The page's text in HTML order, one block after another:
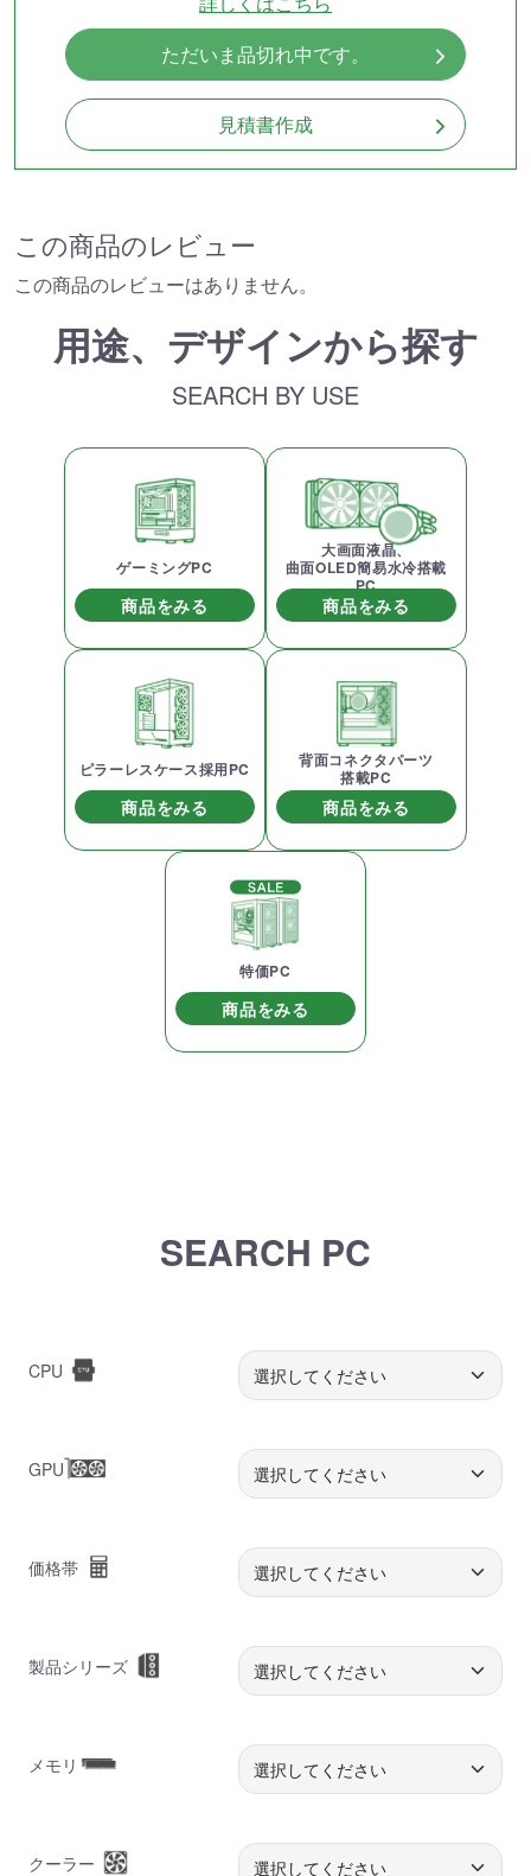
ただいま品切れ中です。
見積書作成
この商品のレビュー
この商品のレビューはありません。
用途、デザインから探す
SEARCH BY USE
ゲーミングPC
商品をみる
大画面液晶、
曲面OLED簡易水冷搭載
PC
商品をみる
ピラーレスケース採用PC
商品をみる
背面コネクタパーツ
搭載PC
商品をみる
特価PC
商品をみる
SEARCH PC
CPU
GPU
価格帯
製品シリーズ
メモリ
クーラー